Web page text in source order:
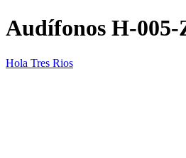
Audífonos H-
Hola Tres Rios